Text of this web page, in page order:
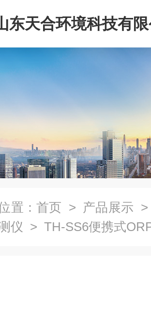
东天合环境科技有
置： 首页 > 产品展示
仪 > TH-SS6便携式